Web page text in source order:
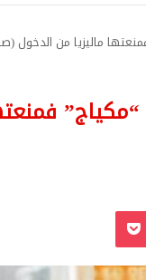
ماليزيا من الدخول
‫Pocket